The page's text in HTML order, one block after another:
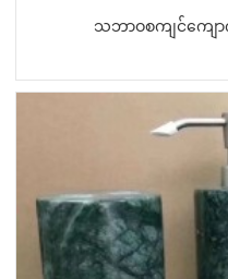
သဘာဝစကျင်ကျောက်